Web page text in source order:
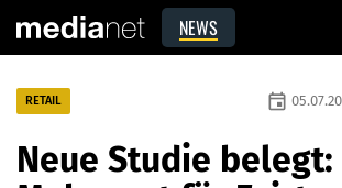
NEWS
RETAIL event
Neue Studie